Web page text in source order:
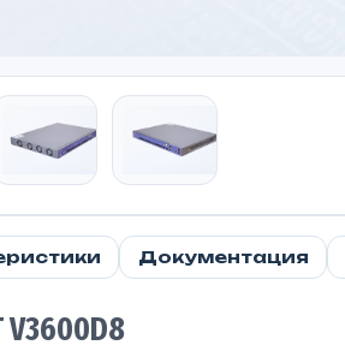
Документация
V3600D8